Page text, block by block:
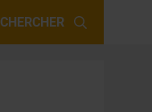
CHERCHER